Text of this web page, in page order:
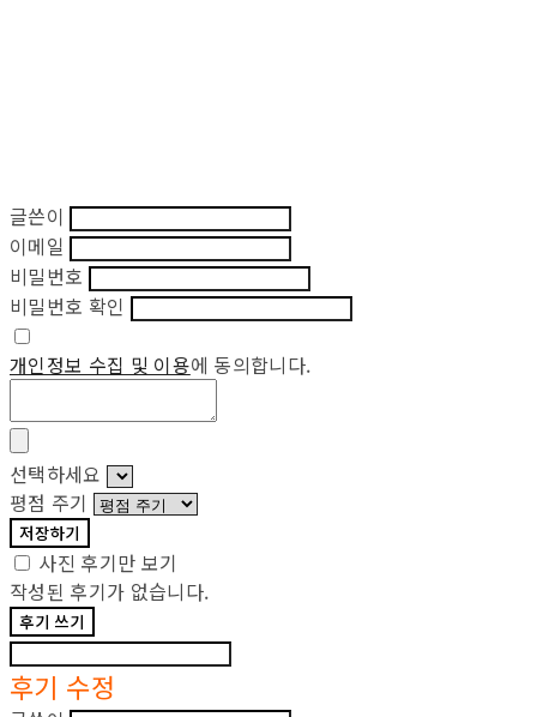
글쓴이
이메일
비밀번호
비밀번호 확인
개인정보 수집 및 이용에 동의합니다.
선택하세요
평점 주기
저장하기
사진 후기만 보기
작성된 후기가 없습니다.
후기 쓰기
후기 수정